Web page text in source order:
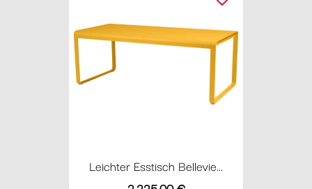
Leichter Esstisch Bellevie...